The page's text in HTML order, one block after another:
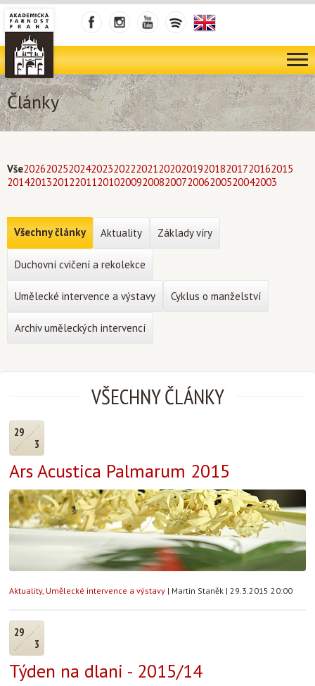
Články
Vše202620252024202320222021202020192018201720162015
201420132012201120102009200820072006200520042003
VŠECHNY ČLÁNKY
29
3
Ars Acustica Palmarum 2015
Aktuality, Umělecké intervence a výstavy | Martin Staněk | 29.3.2015 20:00
29
3
Týden na dlani - 2015/14
Všechny články Aktuality Základy víry
Duchovní cvičení a rekolekce
Umělecké intervence a výstavy Cyklus o manželství
Archiv uměleckých intervencí